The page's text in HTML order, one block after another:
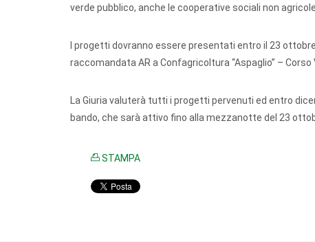
verde pubblico, anche le cooperative sociali non
I progetti dovranno essere presentati entro il 23
raccomandata AR a Confagricoltura “Aspaglio” – Corso
La Giuria valuterà tutti i progetti pervenuti ed entro
bando, che sarà attivo fino alla mezzanotte del 23
STAMPA